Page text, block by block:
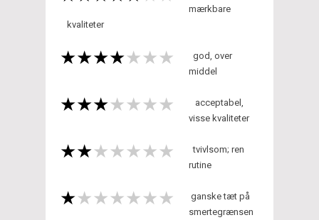
mærkbare
kvaliteter
god, over
middel
acceptabel,
visse kvaliteter
tvivlsom; ren
rutine
ganske tæt på
smertegrænsen